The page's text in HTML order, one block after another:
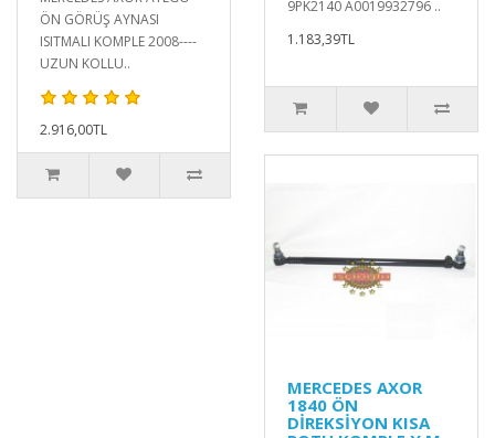
ÖN GÖRÜŞ AYNASI
ISITMALI KOMPLE 2008----
UZUN KOLLU..
2.916,00TL
9PK2140 A0019932796 ..
1.183,39TL
MERCEDES AXOR
1840 ÖN
DİREKSİYON KISA